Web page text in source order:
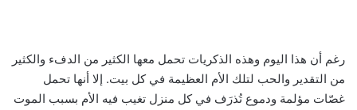
رغم أن هذا اليوم وهذه الذكريات تحمل معها الكثير من الدفء والكثير
من التقدير والحب لتلك الأم العظيمة في كل بيت. إلا أنها تحمل
غصّات مؤلمة ودموع تُذرَف في كل منزل تغيب فيه الأم بسبب الموت